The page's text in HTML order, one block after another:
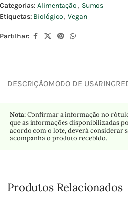
Categorias: Alimentação , Sumos
Etiquetas: Biológico , Vegan
Partilhar:
DESCRIÇÃOMODO DE USAR
Nota:Confirmar a informação no
que as informações disponibilizadas
acordo com o lote, deverá considerar
acompanha o produto recebido.
Produtos Relacionados